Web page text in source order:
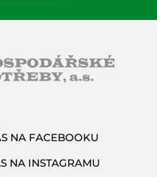
NA FACEBOOKU
NA INSTAGRAMU